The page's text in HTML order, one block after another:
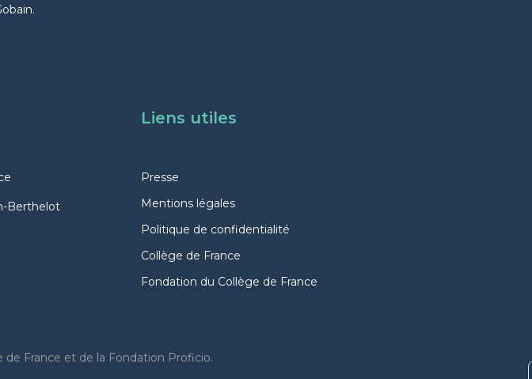
Berthelot
Liens utiles
Presse
Mentions légales
Politique de confidentialité
Collège de France
Fondation du Collège de France
France et de la Fondation Proficio.